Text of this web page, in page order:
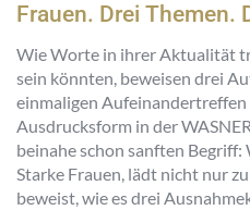
Frauen. Drei Themen.
Wie Worte in ihrer Aktualität
sein könnten, beweisen drei
einmaligen
Ausdrucksform in der
beinahe schon sanften
Starke Frauen, lädt nicht nur
beweist, wie es drei